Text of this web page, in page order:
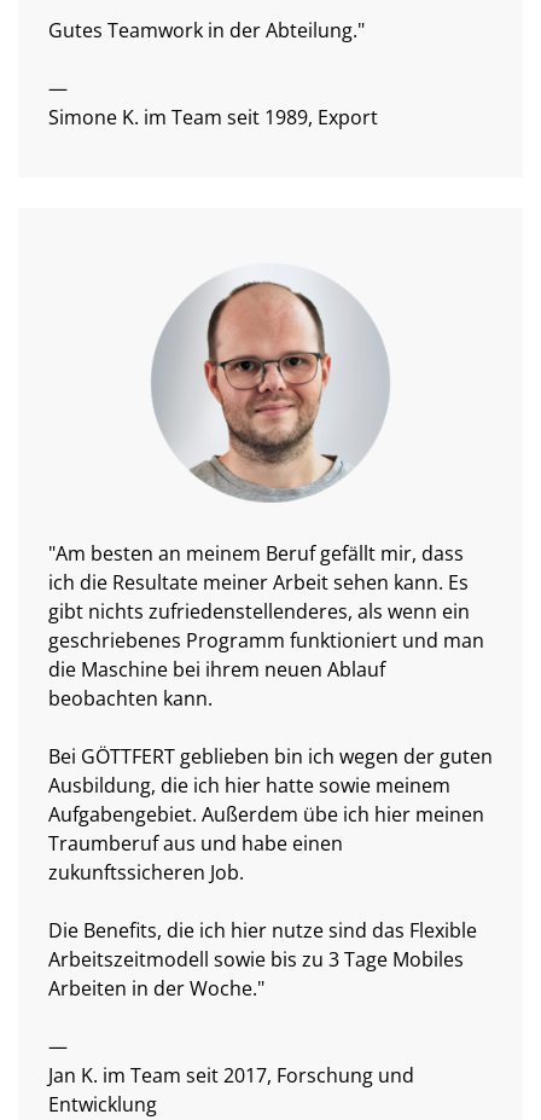
Gutes Teamwork in der Abteilung."
—
Simone K. im Team seit 1989, Export
"Am besten an meinem Beruf gefällt mir, dass
ich die Resultate meiner Arbeit sehen kann. Es
gibt nichts zufriedenstellenderes, als wenn ein
geschriebenes Programm funktioniert und man
die Maschine bei ihrem neuen Ablauf
beobachten kann.
Bei GÖTTFERT geblieben bin ich wegen der guten
Ausbildung, die ich hier hatte sowie meinem
Aufgabengebiet. Außerdem übe ich hier meinen
Traumberuf aus und habe einen
zukunftssicheren Job.
Die Benefits, die ich hier nutze sind das Flexible
Arbeitszeitmodell sowie bis zu 3 Tage Mobiles
Arbeiten in der Woche."
—
Jan K. im Team seit 2017, Forschung und
Entwicklung